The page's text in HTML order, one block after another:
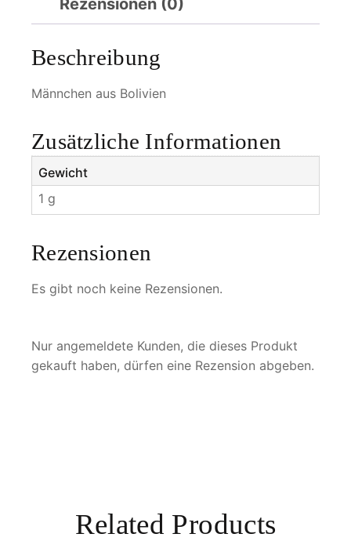
i
e
g
Rezensionen (0)
Beschreibung
Männchen aus Bolivien
Zusätzliche Informationen
Gewicht
1 g
Rezensionen
Es gibt noch keine Rezensionen.
Nur angemeldete Kunden, die dieses Produkt
gekauft haben, dürfen eine Rezension abgeben.
Related Products